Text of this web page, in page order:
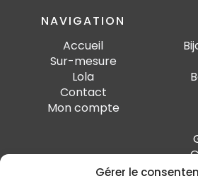
Gérer le
NAVIGATION
Accueil
Sur-mesure
Lola
Contact
Mon compte